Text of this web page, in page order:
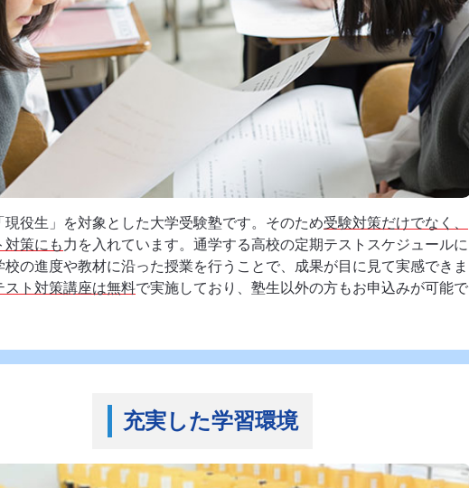
現役生」を対象とした大学受験塾です。そのため受験対策だけでなく、
対策にも力を入れています。通学する高校の定期テストスケジュールに
校の進度や教材に沿った授業を行うことで、成果が目に見て実感できま
スト対策講座は無料で実施しており、塾生以外の方もお申込みが可能で
充実した学習環境